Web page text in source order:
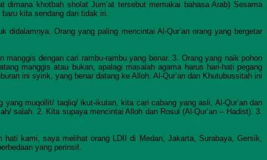
khotbah sholat Jum’at tersebut memakai bahasa Arab) Sesama
kita sendang dan tidak iri.
Orang yang paling mencintai Al-Qur’an orang yang bergetar
dengan cari rambu-rambu yang benar. 3. Orang yang naik pohon
manggis atau bukan, apalagi masalah agama harus hari-hati pegang
ini syirik, yang benar datang ke Alloh. Al-Qur’an dan Khutubussitah ini
muqollit/ taqliq/ ikut-ikutan, kita cari cabang yang asli, Al-Qur’an dan
salah. 2. Kita supaya mencintai Alloh dan Rosul (Al-Qur’an – Hadist). 3.
kami, saya melihat orang LDII di Medan, Jakarta, Surabaya, Gersik,
yang perinsif.